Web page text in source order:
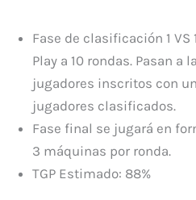
Fase de clasificación 1
Play a 10 rondas. Pasan a
jugadores inscritos con
jugadores clasificados.
Fase final se jugará en
3 máquinas por ronda.
TGP Estimado: 88%